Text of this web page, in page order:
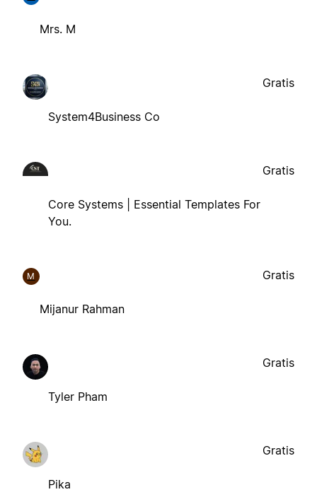
Mrs. M
System4Business Co
Gratis
Core Systems | Essential Templates For
You.
Gratis
M
Mijanur Rahman
Gratis
Tyler Pham
Gratis
Pika
Gratis